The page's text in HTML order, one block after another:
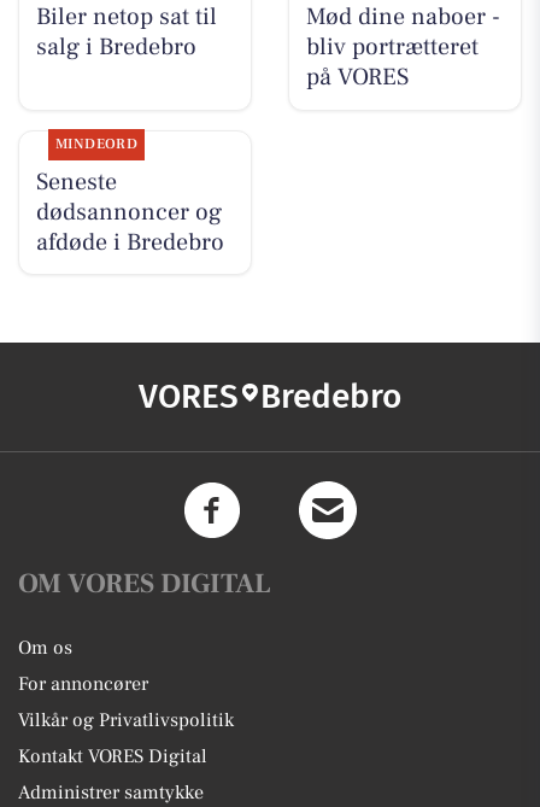
Biler netop sat til
salg i Bredebro
Mød dine naboer -
bliv portrætteret
på VORES
MINDEORD
Seneste
dødsannoncer og
afdøde i Bredebro
VORES Bredebro
OM VORES DIGITAL
Om os
For annoncører
Vilkår og Privatlivspolitik
Kontakt VORES Digital
Administrer samtykke